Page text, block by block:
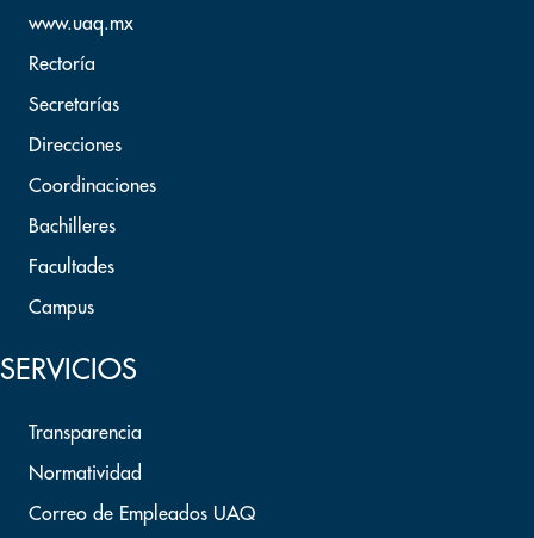
www.uaq.mx
Rectoría
Secretarías
Direcciones
Coordinaciones
Bachilleres
Facultades
Campus
SERVICIOS
Transparencia
Normatividad
Correo de Empleados UAQ